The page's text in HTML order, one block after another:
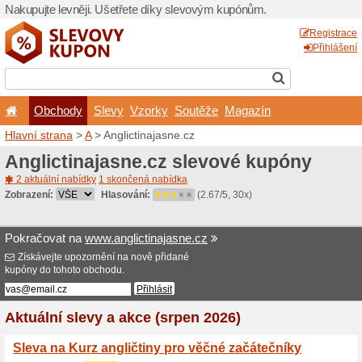
Nakupujte levněji.
Obchody
Hlavní strana>A>